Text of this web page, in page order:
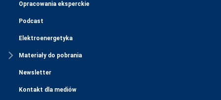
Opracowania eksperckie
Podcast
Elektroenergetyka
Materiały do pobrania
Newsletter
Kontakt dla mediów